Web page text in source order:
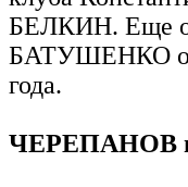
БЕЛКИН. Еще
БАТУШЕНКО
года.
ЧЕРЕПАНОВ